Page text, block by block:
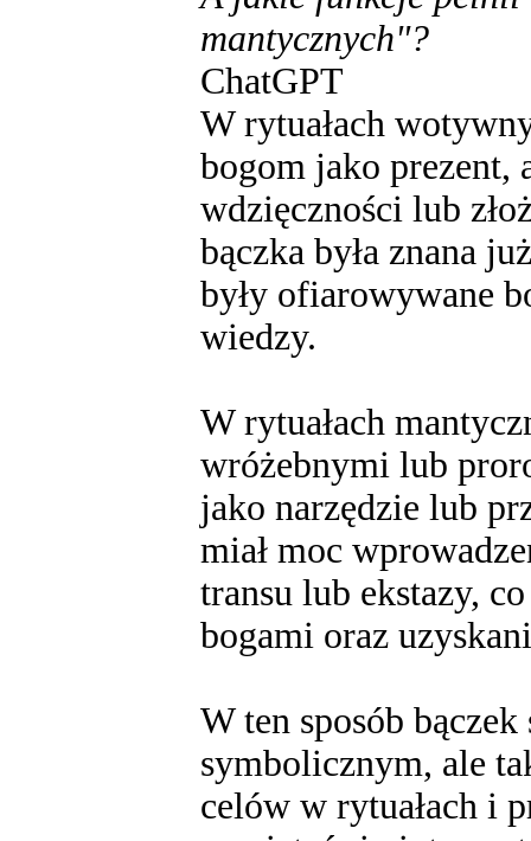
mantycznych"?
ChatGPT
W rytuałach
bogom jako prezent,
wdzięczności lub
bączka była znana
były ofiarowywane
wiedzy.
W rytuałach
wróżebnymi lub
jako narzędzie lub
miał moc
transu lub ekstazy,
bogami oraz
W ten sposób
symbolicznym, ale
celów w rytuałach i